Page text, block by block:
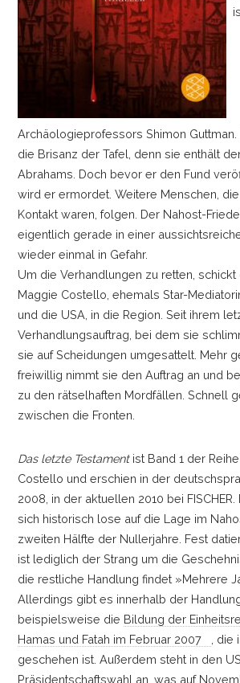
Archäologieprofessors Shimon
die Brisanz der Tafel, denn sie enthält
Abrahams. Doch bevor er den Fund
wird er ermordet. Weitere Menschen,
Kontakt waren, folgen. Der Nahost-
eigentlich gerade in einer
wieder einmal in Gefahr.
Um die Verhandlungen zu retten, schickt
Maggie Costello, ehemals Star-
und die USA, in die Region. Seit ihrem
Verhandlungsauftrag, bei dem sie
sie auf Scheidungen umgesattelt. Mehr
freiwillig nimmt sie den Auftrag an und
zu den rätselhaften Mordfällen. Schnell
zwischen die Fronten.
Das letzte Testamentist Band 1 der
Costello und erschien in der
2008, in der aktuellen 2010 bei
sich historisch lose auf die Lage im
zweiten Hälfte der Nullerjahre. Fest
ist lediglich der Strang um die
die restliche Handlung findet »Mehrere
Allerdings gibt es innerhalb der
beispielsweise die Bildung der
Hamas und Fatah im Februar 2007
,
geschehen ist. Außerdem steht in den
Präsidentschaftswahl an, was auf